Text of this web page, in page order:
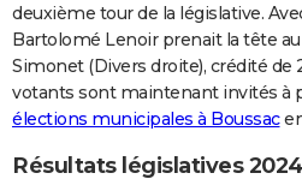
Dictionnaire
Biographies
Citations
Expressions
Proverbes
PROGRAMME TV
COPAINS D'AVANT
S'inscrire
Se connecter
Lycées
Collèges
Primaires
Universités
Entreprises
Service militaire
Avis de recherche
AVIS DE DÉCÈS
FORUM
deuxième tour de la législative.
Bartolomé Lenoir prenait la tête au
Simonet (Divers droite), crédité de
votants sont maintenant invités à
élections municipales à Boussac
Résultats législatives